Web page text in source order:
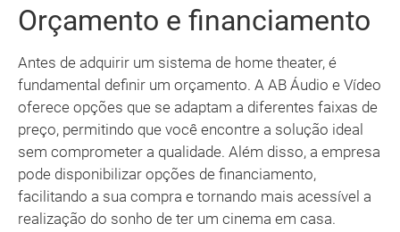
Orçamento e financiamento
Antes de adquirir um sistema de home theater, é
fundamental definir um orçamento. A AB Áudio e Vídeo
oferece opções que se adaptam a diferentes faixas de
preço, permitindo que você encontre a solução ideal
sem comprometer a qualidade. Além disso, a empresa
pode disponibilizar opções de financiamento,
facilitando a sua compra e tornando mais acessível a
realização do sonho de ter um cinema em casa.